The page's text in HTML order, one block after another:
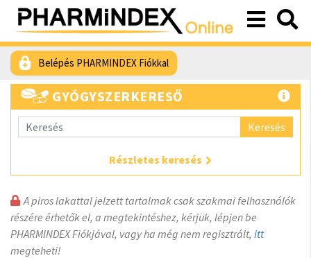
Belépés PHARMINDEX Fiókkal
GYÓGYSZERKERESŐ
Keresés
Részletes keresés
A piros lakattal jelzett tartalmak csak szakmai felhasználók
részére érhetők el, a megtekintéshez, kérjük, lépjen be
PHARMINDEX Fiókjával, vagy ha még nem regisztrált, itt
megteheti!